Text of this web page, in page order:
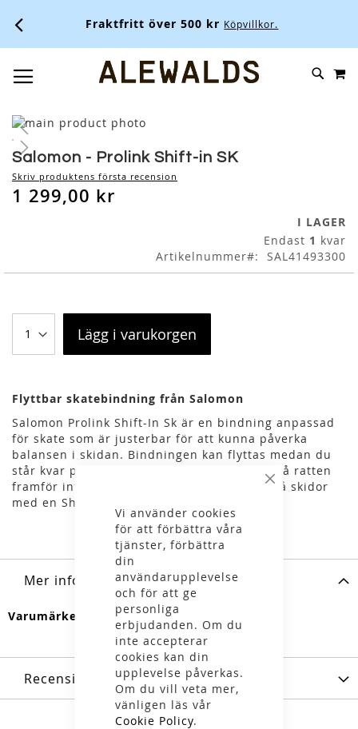
Stäng
Vi använder cookies
för att förbättra våra
tjänster, förbättra
din
användarupplevelse
och för att ge
personliga
erbjudanden. Om du
inte accepterar
cookies kan din
upplevelse påverkas.
Om du vill veta mer,
vänligen läs vår
Cookie Policy.
Fraktfritt över 500 kr Köpvillkor.
SKIP
Skip
to
the
end
of
the
Skip
to
the
beginning
of
Salomon - Prolink Shift-in SK
Skriv produktens första recension
1 299,00 kr
I LAGER
Endast 1 kvar
Artikelnummer
SAL41493300
Lägg i varukorgen
Flyttbar skatebindning från Salomon
Salomon Prolink Shift-In Sk är en bindning anpassad
för skate som är justerbar för att kunna påverka
balansen i skidan. Bindningen kan flyttas medan du
står kvar på skidan genom att enkelt vrida på ratten
framför infästningen av pjäxan. Monteras på skidor
med en Shift-platta.
Mer information
Mer
Salomon
Recensioner